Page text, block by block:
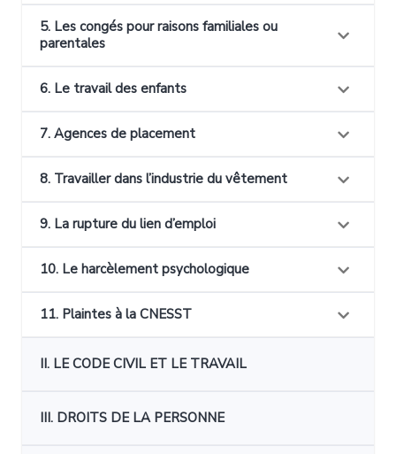
5. Les congés pour raisons familiales ou
parentales
6. Le travail des enfants
7. Agences de placement
8. Travailler dans l’industrie du vêtement
9. La rupture du lien d’emploi
10. Le harcèlement psychologique
11. Plaintes à la CNESST
II. LE CODE CIVIL ET LE TRAVAIL
III. DROITS DE LA PERSONNE